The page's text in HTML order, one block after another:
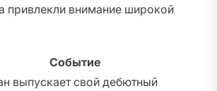
привлекли внимание широкой
Событие
выпускает свой дебютный